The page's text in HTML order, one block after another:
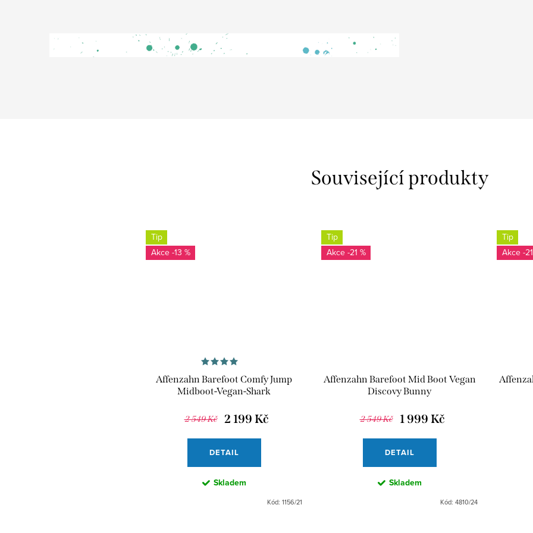
Související produkty
Tip
-13 %
Affenzahn Barefoot Comfy Jump
Midboot-Vegan-Shark
2 549 Kč 2 199 Kč
DETAIL
Skladem
Kód: 1156/21
Tip
-21 %
Affenzahn Barefoot Mid Boot Vegan
Discovy Bunny
2 549 Kč 1 999 Kč
DETAIL
Skladem
Kód: 4810/24
Tip
-